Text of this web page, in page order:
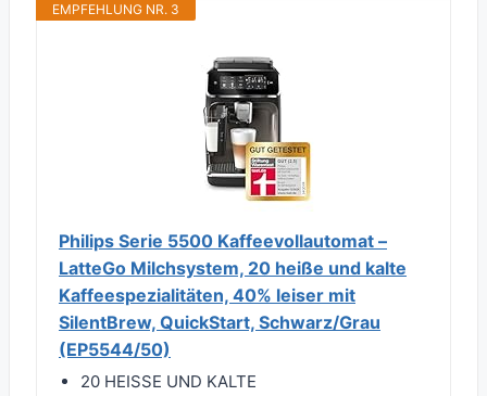
EMPFEHLUNG NR. 3
Philips Serie 5500 Kaffeevollautomat –
LatteGo Milchsystem, 20 heiße und kalte
Kaffeespezialitäten, 40% leiser mit
SilentBrew, QuickStart, Schwarz/Grau
(EP5544/50)
20 HEISSE UND KALTE